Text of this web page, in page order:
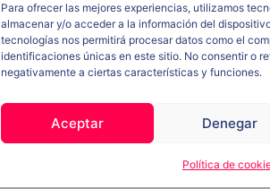
Para ofrecer las mejores experiencias, utilizamos
almacenar y/o acceder a la información del
tecnologías nos permitirá procesar datos como el
identificaciones únicas en este sitio. No consentir o
negativamente a ciertas características y funciones.
Aceptar Denegar
Política de
POLITICA DE
POLITICA DE